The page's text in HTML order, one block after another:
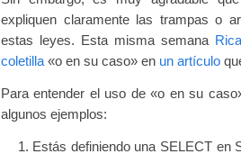
expliquen claramente las trampas o
estas leyes. Esta misma semana
coletilla «o en su caso» en un artículo
Para entender el uso de «o en su
algunos ejemplos:
Estás definiendo una SELECT en